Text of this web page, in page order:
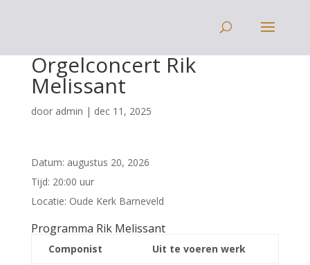
Orgelconcert Rik
Melissant
door admin | dec 11, 2025
Datum: augustus 20, 2026
Tijd: 20:00 uur
Locatie: Oude Kerk Barneveld
Programma Rik Melissant
Componist Uit te voeren werk